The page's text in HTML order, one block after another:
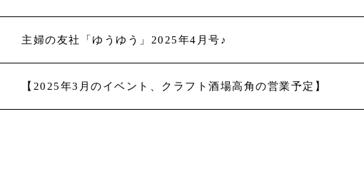
主婦の友社「ゆうゆう」2025年4月号♪
【2025年3月のイベント、クラフト酒場高角の営業予定】